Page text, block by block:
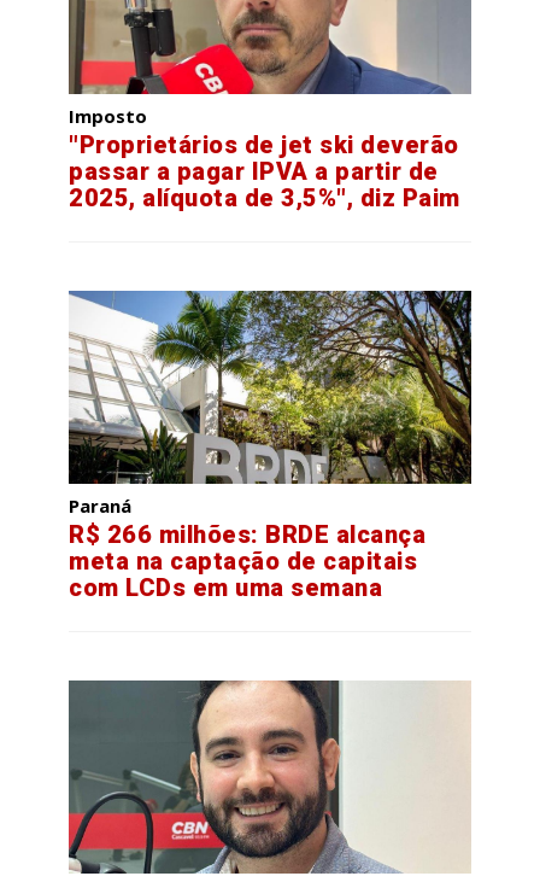
Imposto
"Proprietários de jet ski deverão
passar a pagar IPVA a partir de
2025, alíquota de 3,5%", diz Paim
Paraná
R$ 266 milhões: BRDE alcança
meta na captação de capitais
com LCDs em uma semana